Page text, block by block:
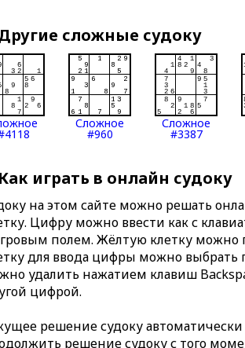
сложные судоку
Сложное
#960
Сложное
#3387
Как играть в онлайн судоку
на этом сайте можно решать
Цифру можно ввести как с
полем. Жёлтую клетку
для ввода цифры можно
удалить нажатием клавиш
цифрой.
решение судоку
решение судоку с того